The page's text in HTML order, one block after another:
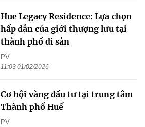
Hue Legacy Residence: Lựa chọn
hấp dẫn của giới thượng lưu tại
thành phố di sản
PV
11:03 01/02/2026
Cơ hội vàng đầu tư tại trung tâm
Thành phố Huế
PV